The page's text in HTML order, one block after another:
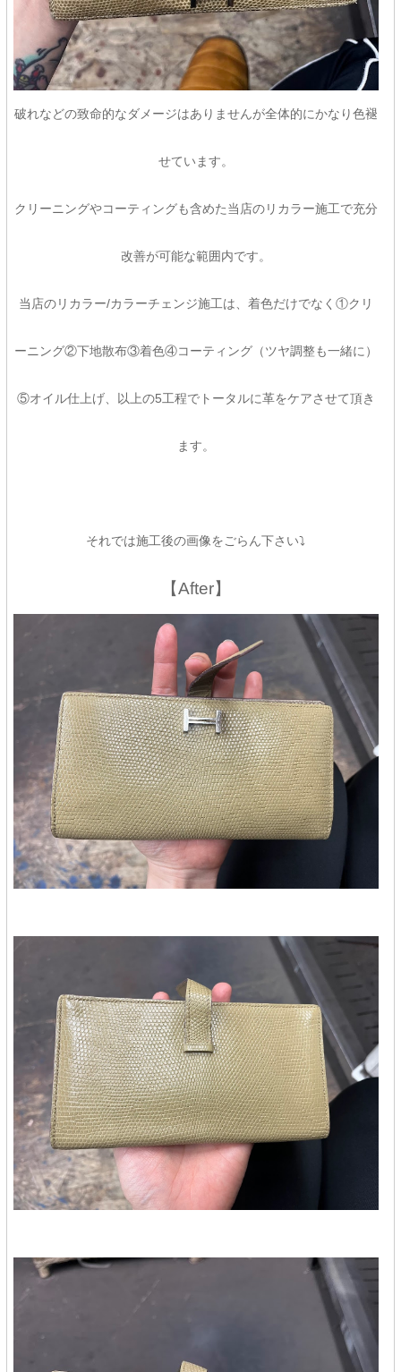
破れなどの致命的なダメージはありませんが全体的にかなり色褪
せています。
クリーニングやコーティングも含めた当店のリカラー施工で充分
改善が可能な範囲内です。
当店のリカラー/カラーチェンジ施工は、着色だけでなく①クリ
ーニング②下地散布③着色④コーティング（ツヤ調整も一緒に）
⑤オイル仕上げ、以上の5工程でトータルに革をケアさせて頂き
ます。
それでは施工後の画像をごらん下さい⤵
【After】